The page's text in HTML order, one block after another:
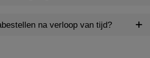
na verloop van tijd?